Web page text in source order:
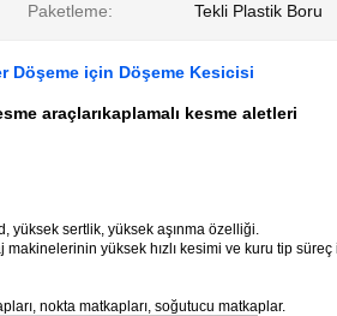
Paketleme: Tekli Plastik Boru
Döşeme için Döşeme Kesicisi
araçlarıkaplamalı kesme aletleri
yüksek sertlik, yüksek aşınma özelliği.
yüksek hızlı kesimi ve kuru tip
nokta matkapları, soğutucu matkaplar.